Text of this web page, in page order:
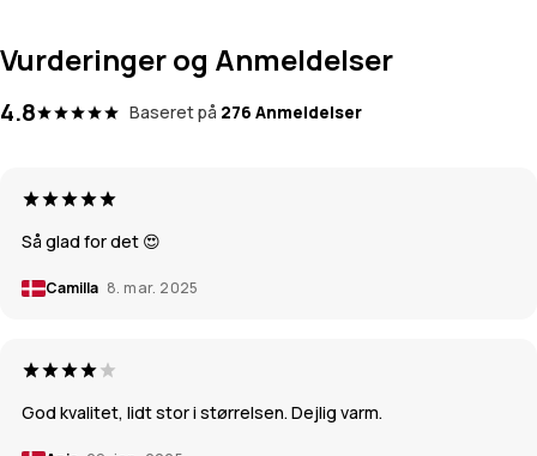
Vurderinger og Anmeldelser
4.8 Baseret på 276 Anmeldelser
Så glad for det 😍
Camilla 8. mar. 2025
God kvalitet, lidt stor i størrelsen. Dejlig varm.